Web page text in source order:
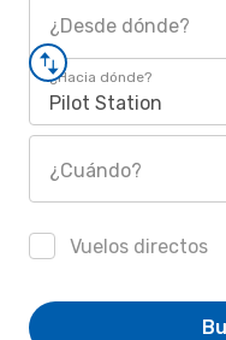
¿Desde dónde?
¿Hacia dónde?
Pilot Station
¿Cuándo?
Vuelos directos